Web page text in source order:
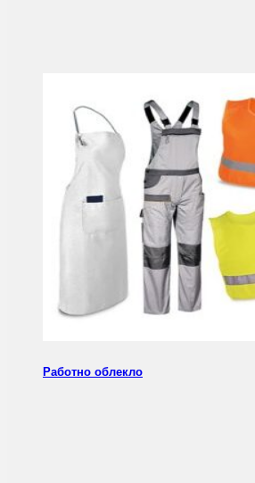
Работно облекло